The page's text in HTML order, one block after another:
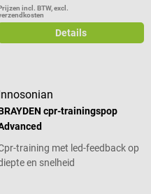
incl. BTW, excl.
Details
cpr-trainingspop
training met led-feedback op
en snelheid